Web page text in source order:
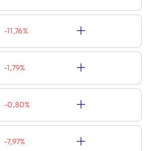
-11,76%
-1,79%
-0,80%
-7,97%